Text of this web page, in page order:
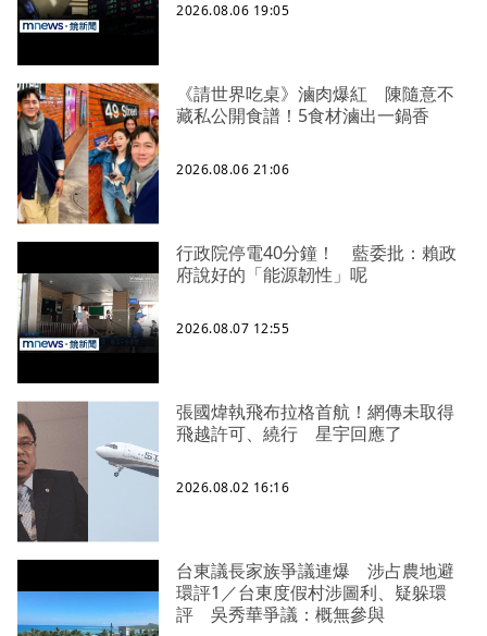
2026.08.06 19:05
《請世界吃桌》滷肉爆紅 陳隨意不
藏私公開食譜！5食材滷出一鍋香
2026.08.06 21:06
行政院停電40分鐘！ 藍委批：賴政
府說好的「能源韌性」呢
2026.08.07 12:55
張國煒執飛布拉格首航！網傳未取得
飛越許可、繞行 星宇回應了
2026.08.02 16:16
台東議長家族爭議連爆 涉占農地避
環評1／台東度假村涉圖利、疑躲環
評 吳秀華爭議：概無參與